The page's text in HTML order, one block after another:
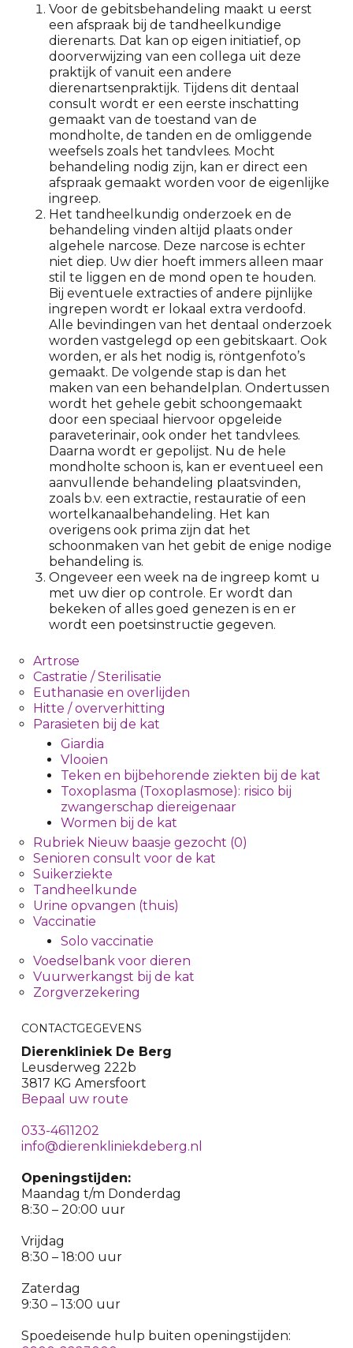
Voor de gebitsbehandeling maakt u eerst
een afspraak bij de tandheelkundige
dierenarts. Dat kan op eigen initiatief, op
doorverwijzing van een collega uit deze
praktijk of vanuit een andere
dierenartsenpraktijk. Tijdens dit dentaal
consult wordt er een eerste inschatting
gemaakt van de toestand van de
mondholte, de tanden en de omliggende
weefsels zoals het tandvlees. Mocht
behandeling nodig zijn, kan er direct een
afspraak gemaakt worden voor de eigenlijke
ingreep.
Het tandheelkundig onderzoek en de
behandeling vinden altijd plaats onder
algehele narcose. Deze narcose is echter
niet diep. Uw dier hoeft immers alleen maar
stil te liggen en de mond open te houden.
Bij eventuele extracties of andere pijnlijke
ingrepen wordt er lokaal extra verdoofd.
Alle bevindingen van het dentaal onderzoek
worden vastgelegd op een gebitskaart. Ook
worden, er als het nodig is, röntgenfoto’s
gemaakt. De volgende stap is dan het
maken van een behandelplan. Ondertussen
wordt het gehele gebit schoongemaakt
door een speciaal hiervoor opgeleide
paraveterinair, ook onder het tandvlees.
Daarna wordt er gepolijst. Nu de hele
mondholte schoon is, kan er eventueel een
aanvullende behandeling plaatsvinden,
zoals b.v. een extractie, restauratie of een
wortelkanaalbehandeling. Het kan
overigens ook prima zijn dat het
schoonmaken van het gebit de enige nodige
behandeling is.
Ongeveer een week na de ingreep komt u
met uw dier op controle. Er wordt dan
bekeken of alles goed genezen is en er
wordt een poetsinstructie gegeven.
Artrose
Castratie / Sterilisatie
Euthanasie en overlijden
Hitte / oververhitting
Parasieten bij de kat
Giardia
Vlooien
Teken en bijbehorende ziekten bij de kat
Toxoplasma (Toxoplasmose): risico bij
zwangerschap diereigenaar
Wormen bij de kat
Rubriek Nieuw baasje gezocht (0)
Senioren consult voor de kat
Suikerziekte
Tandheelkunde
Urine opvangen (thuis)
Vaccinatie
Solo vaccinatie
Voedselbank voor dieren
Vuurwerkangst bij de kat
Zorgverzekering
CONTACTGEGEVENS
Dierenkliniek De Berg
Leusderweg 222b
3817 KG Amersfoort
Bepaal uw route
033-4611202
info@dierenkliniekdeberg.nl
Openingstijden:
Maandag t/m Donderdag
8:30 – 20:00 uur
Vrijdag
8:30 – 18:00 uur
Zaterdag
9:30 – 13:00 uur
Spoedeisende hulp buiten openingstijden: